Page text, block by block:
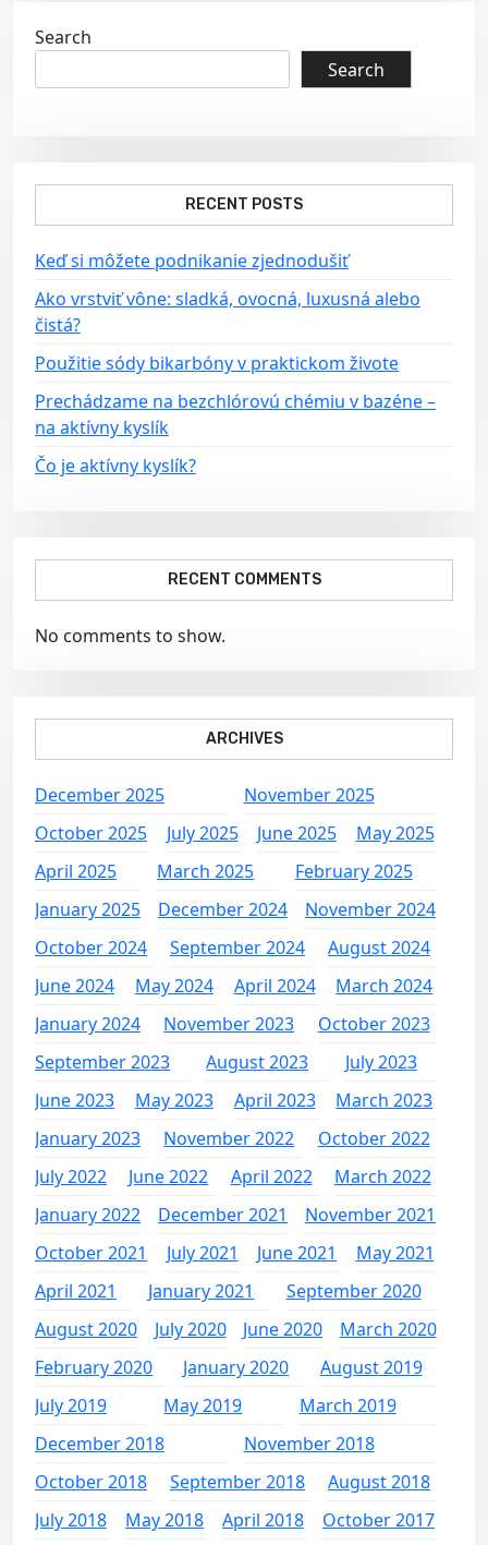
n
a
g
i
o
n
Search
Search
RECENT POSTS
Keď si môžete podnikanie zjednodušiť
Ako vrstviť vône: sladká, ovocná, luxusná alebo
čistá?
Použitie sódy bikarbóny v praktickom živote
Prechádzame na bezchlórovú chémiu v bazéne –
na aktívny kyslík
Čo je aktívny kyslík?
RECENT COMMENTS
No comments to show.
ARCHIVES
December 2025
November 2025
October 2025
July 2025 June 2025
May 2025
April 2025
March 2025
February 2025
January 2025
December 2024
November 2024
October 2024
September 2024
August 2024
June 2024
May 2024 April 2024
March 2024
January 2024
November 2023
October 2023
September 2023
August 2023
July 2023
June 2023
May 2023 April 2023
March 2023
January 2023
November 2022
October 2022
July 2022
June 2022 April 2022
March 2022
January 2022
December 2021
November 2021
October 2021
July 2021 June 2021
May 2021
April 2021
January 2021
September 2020
August 2020
July 2020 June 2020
March 2020
February 2020
January 2020
August 2019
July 2019
May 2019
March 2019
December 2018
November 2018
October 2018
September 2018
August 2018
July 2018
May 2018 April 2018 October 2017